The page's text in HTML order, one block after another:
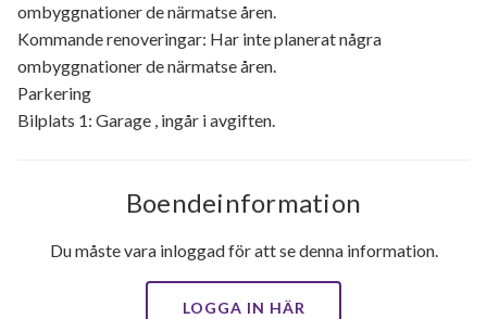
ombyggnationer de närmatse åren.
Kommande renoveringar: Har inte planerat några
ombyggnationer de närmatse åren.
Parkering
Bilplats 1: Garage , ingår i avgiften.
Boendeinformation
Du måste vara inloggad för att se denna information.
LOGGA IN HÄR